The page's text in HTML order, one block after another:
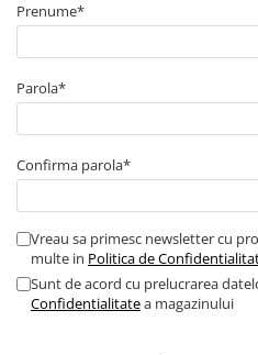
Instalatii fotovoltaice cu
Prenume*
Parola*
Confirma parola*
Vreau sa primesc newsletter cu
multe in Politica de
Sunt de acord cu prelucrarea
Confidentialitatea magazinului